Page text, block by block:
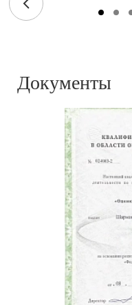
Документы